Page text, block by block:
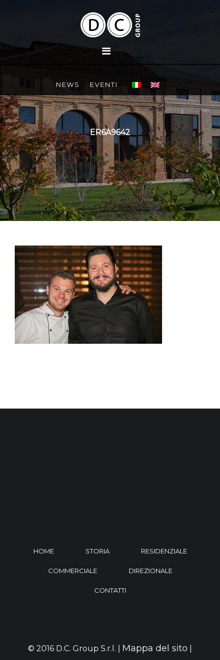
NEWS EVENTI
ER6A9642
HOME STORIA RESIDENZIALE
COMMERCIALE DIREZIONALE
CONTATTI
© 2016 D.C. Group S.r.l. | Mappa del sito